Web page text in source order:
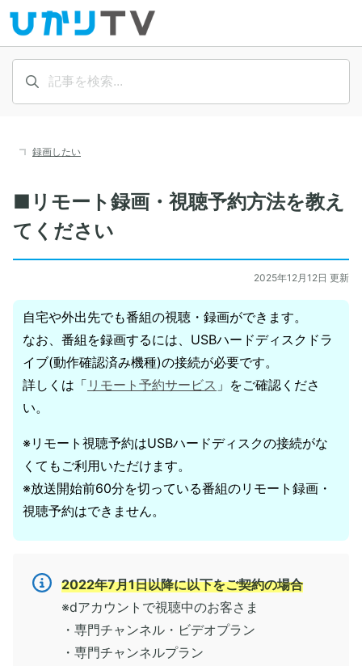
録画したい
■リモート録画・視聴予約方法を教え
てください
2025年12月12日 更新
自宅や外出先でも番組の視聴・録画ができます。
なお、番組を録画するには、USBハードディスクドラ
イブ(動作確認済み機種)の接続が必要です。
詳しくは「 リモート予約サービス 」をご確認くださ
い。
※リモート視聴予約はUSBハードディスクの接続がな
くてもご利用いただけます。
※放送開始前60分を切っている番組のリモート録画・
視聴予約はできません。
2022年7月1日以降に以下をご契約の場合
※dアカウントで視聴中のお客さま
・専門チャンネル・ビデオプラン
・専門チャンネルプラン